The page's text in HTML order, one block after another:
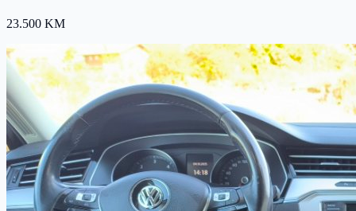
23.500 KM